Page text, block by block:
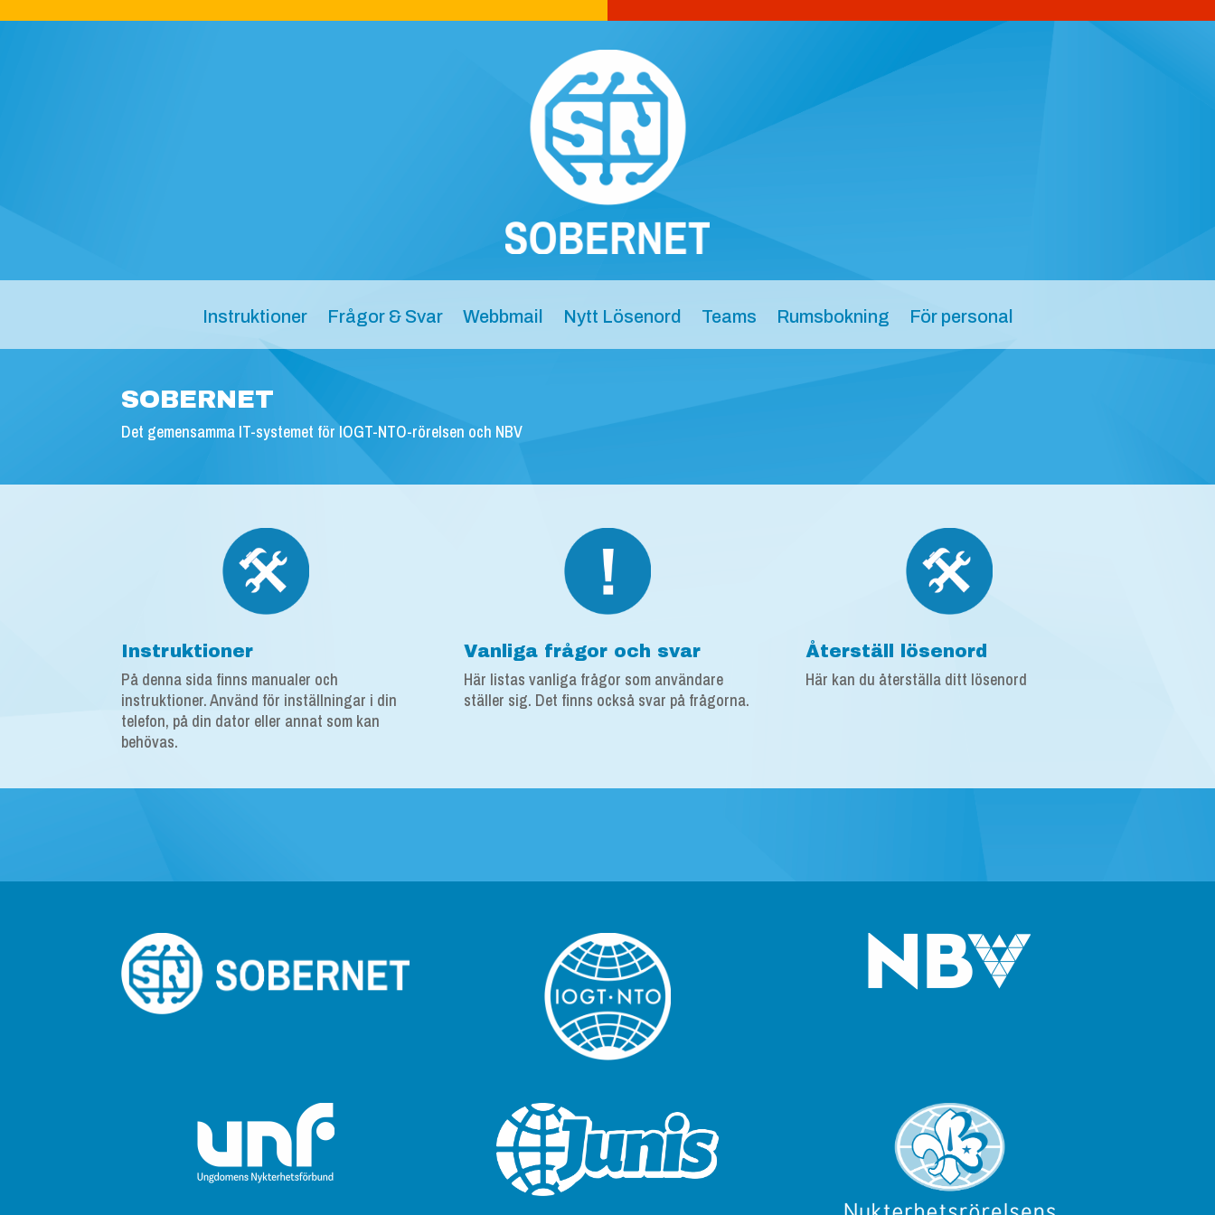
Instruktioner Frågor & Svar Webbmail Nytt Lösenord Teams Rumsbokning För personal
SOBERNET
Det gemensamma IT-systemet för IOGT-NTO-rörelsen och NBV
Instruktioner
På denna sida finns manualer och
instruktioner. Använd för inställningar i din
telefon, på din dator eller annat som kan
behövas.
Vanliga frågor och svar
Här listas vanliga frågor som användare
ställer sig. Det finns också svar på frågorna.
Återställ lösenord
Här kan du återställa ditt lösenord